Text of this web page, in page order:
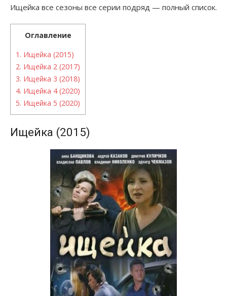
Ищейка все сезоны все серии подряд — полный список.
Оглавление
1. Ищейка (2015)
2. Ищейка 2 (2017)
3. Ищейка 3 (2018)
4. Ищейка 4 (2020)
5. Ищейка 5 (2020)
Ищейка (2015)